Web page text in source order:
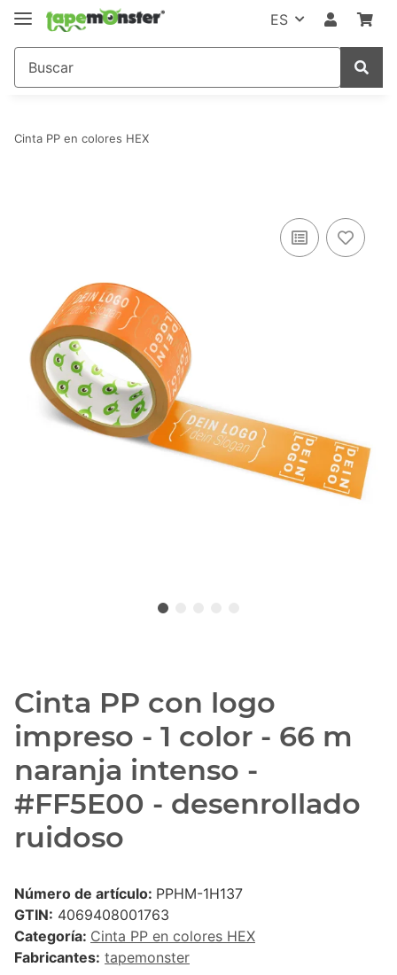
ES
Cinta PP en colores HEX
Cinta PP con logo
impreso - 1 color - 66 m
naranja intenso -
#FF5E00 - desenrollado
ruidoso
Número de artículo: PPHM-1H137
GTIN: 4069408001763
Categoría: Cinta PP en colores HEX
Fabricantes: tapemonster